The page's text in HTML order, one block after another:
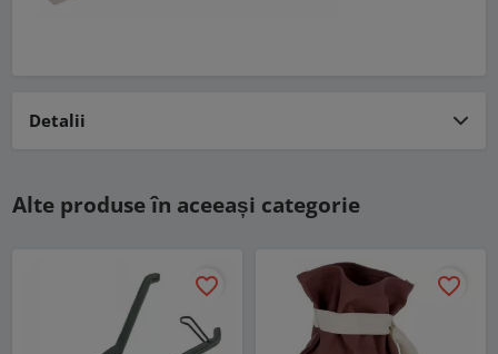
Detalii
Alte produse în aceeași categorie
favorite_border favorite_border